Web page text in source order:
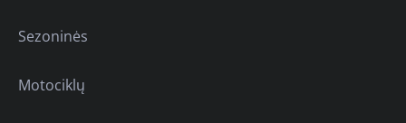
Sezoninės
Motociklų